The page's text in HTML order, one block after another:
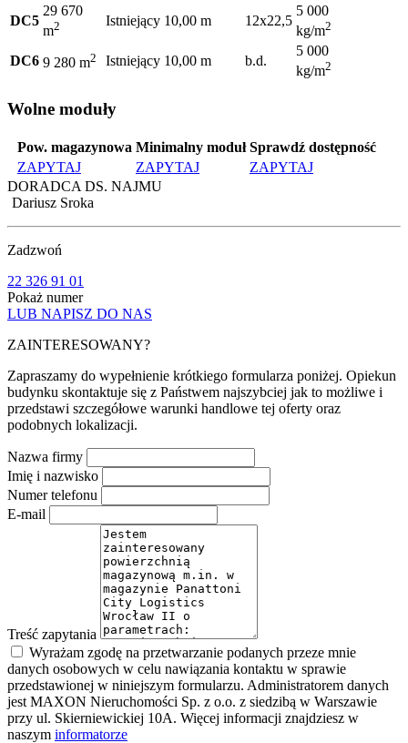
DC5
29 670
m2 Istniejący 10,00 m 12x22,5
5 000
kg/m2
DC6 9 280 m2 Istniejący 10,00 m b.d.
5 000
kg/m2
Wolne moduły
Pow. magazynowa Minimalny moduł Sprawdź dostępność
ZAPYTAJ
ZAPYTAJ
ZAPYTAJ
DORADCA DS. NAJMU
Dariusz Sroka
Zadzwoń
22 326 91 01
Pokaż numer
LUB NAPISZ DO NAS
ZAINTERESOWANY?
Zapraszamy do wypełnienie krótkiego formularza poniżej. Opiekun
budynku skontaktuje się z Państwem najszybciej jak to możliwe i
przedstawi szczegółowe warunki handlowe tej oferty oraz
podobnych lokalizacji.
Nazwa firmy
Imię i nazwisko
Numer telefonu
E-mail
Treść zapytania
Wyrażam zgodę na przetwarzanie podanych przeze mnie
danych osobowych w celu nawiązania kontaktu w sprawie
przedstawionej w niniejszym formularzu. Administratorem danych
jest MAXON Nieruchomości Sp. z o.o. z siedzibą w Warszawie
przy ul. Skierniewickiej 10A. Więcej informacji znajdziesz w
naszym informatorze